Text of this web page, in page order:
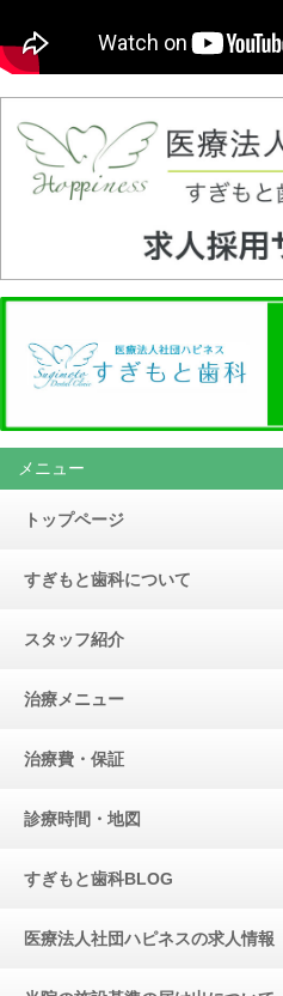
メニュー
トップページ
すぎもと歯科について
スタッフ紹介
治療メニュー
治療費・保証
診療時間・地図
すぎもと歯科BLOG
医療法人社団ハピネスの求人情報